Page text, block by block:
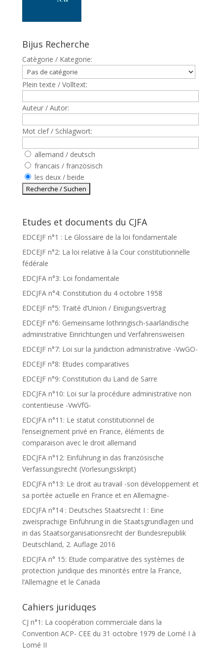
Bijus Recherche
Catègorie / Kategorie:
Plein texte / Volltext:
Auteur / Autor:
Mot clef / Schlagwort:
allemand / deutsch
francais / französisch
les deux / beide
Etudes et documents du CJFA
EDCEJF n°1 : Le Glossaire de la loi fondamentale
EDCEJF n°2: La loi relative à la Cour constitutionnelle
fédérale
EDCJFA n°3: Loi fondamentale
EDCJFA n°4: Constitution du 4 octobre 1958
EDCEJF n°5: Traité d’Union / Einigungsvertrag
EDCEJF n°6: Gemeinsame lothringisch-saarländische
administrative Einrichtungen und Verfahrensweisen
EDCEJF n°7: Loi sur la juridiction administrative -VwGO-
EDCEJF n°8: Etudes comparatives
EDCEJF n°9: Constitution du Land de Sarre
EDCJFA n°10: Loi sur la procédure administrative non
contentieuse -VwVfG-
EDCJFA n°11: Le statut constitutionnel de
l’enseignement privé en France, éléments de
comparaison avec le droit allemand
EDCJFA n°12: Einführung in das französische
Verfassungsrecht (Vorlesungsskript)
EDCJFA n°13: Le droit au travail -son développement et
sa portée actuelle en France et en Allemagne-
EDCJFA n°14 : Deutsches Staatsrecht I : Eine
zweisprachige Einführung in die Staatsgrundlagen und
in das Staatsorganisationsrecht der Bundesrepublik
Deutschland, 2. Auflage 2016
EDCJFA n° 15: Etude comparative des systèmes de
protection juridique des minorités entre la France,
l’Allemagne et le Canada
Cahiers juriduqes
CJ n°1: La coopération commerciale dans la
Convention ACP- CEE du 31 octobre 1979 de Lomé I à
Lomé II